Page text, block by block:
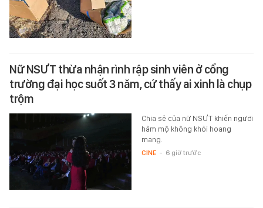
Nữ NSƯT thừa nhận rình rập sinh viên ở cổng
trường đại học suốt 3 năm, cứ thấy ai xinh là chụp
trộm
Chia sẻ của nữ NSƯT khiến người
hâm mộ không khỏi hoang
mang.
CINE - 6 giờ trước